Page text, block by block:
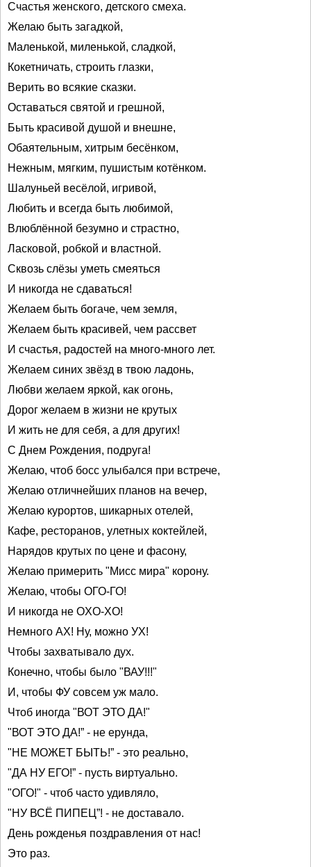
Счастья женского, детского смеха.
Желаю быть загадкой,
Маленькой, миленькой, сладкой,
Кокетничать, строить глазки,
Верить во всякие сказки.
Оставаться святой и грешной,
Быть красивой душой и внешне,
Обаятельным, хитрым бесёнком,
Нежным, мягким, пушистым котёнком.
Шалуньей весёлой, игривой,
Любить и всегда быть любимой,
Влюблённой безумно и страстно,
Ласковой, робкой и властной.
Сквозь слёзы уметь смеяться
И никогда не сдаваться!
Желаем быть богаче, чем земля,
Желаем быть красивей, чем рассвет
И счастья, радостей на много-много лет.
Желаем синих звёзд в твою ладонь,
Любви желаем яркой, как огонь,
Дорог желаем в жизни не крутых
И жить не для себя, а для других!
С Днем Рождения, подруга!
Желаю, чтоб босс улыбался при встрече,
Желаю отличнейших планов на вечер,
Желаю курортов, шикарных отелей,
Кафе, ресторанов, улетных коктейлей,
Нарядов крутых по цене и фасону,
Желаю примерить "Мисс мира" корону.
Желаю, чтобы ОГО-ГО!
И никогда не OXO-XO!
Немного AX! Ну, можно УХ!
Чтобы захватывало дух.
Конечно, чтобы было "ВАУ!!!"
И, чтобы ФУ совсем уж мало.
Чтоб иногда "ВОТ ЭТО ДА!"
"ВОТ ЭТО ДА!” - не ерунда,
"НЕ МОЖЕТ БЫТЬ!” - это реально,
"ДА НУ ЕГО!” - пусть виртуально.
"ОГО!" - чтоб часто удивляло,
"НУ ВСЁ ПИПЕЦ”! - не доставало.
День рожденья поздравления от нас!
Это раз.